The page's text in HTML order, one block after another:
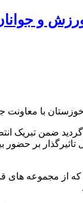
و
با معاونت
ضمن تبریک
بر حضور
مجموعه های